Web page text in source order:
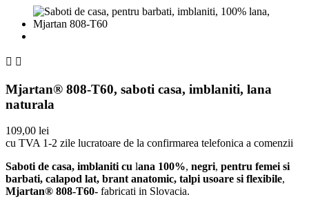
 
Mjartan® 808-T60, saboti casa, imblaniti, lana
naturala
109,00 lei
cu TVA 1-2 zile lucratoare de la confirmarea telefonica a comenzii
Saboti de casa, imblaniti cu lana 100%, negri, pentru femei si
barbati, calapod lat, brant anatomic, talpi usoare si flexibile,
Mjartan® 808-T60- fabricati in Slovacia.